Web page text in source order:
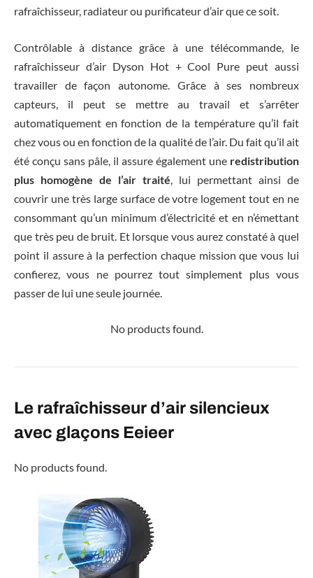
rafraîchisseur, radiateur ou purificateur d’air que ce soit.
Contrôlable à distance grâce à une télécommande, le
rafraîchisseur d’air Dyson Hot + Cool Pure peut aussi
travailler de façon autonome. Grâce à ses nombreux
capteurs, il peut se mettre au travail et s’arrêter
automatiquement en fonction de la température qu’il fait
chez vous ou en fonction de la qualité de l’air. Du fait qu’il ait
été conçu sans pâle, il assure également une redistribution
plus homogène de l’air traité, lui permettant ainsi de
couvrir une très large surface de votre logement tout en ne
consommant qu’un minimum d’électricité et en n’émettant
que très peu de bruit. Et lorsque vous aurez constaté à quel
point il assure à la perfection chaque mission que vous lui
confierez, vous ne pourrez tout simplement plus vous
passer de lui une seule journée.
No products found.
Le rafraîchisseur d’air silencieux
avec glaçons Eeieer
No products found.